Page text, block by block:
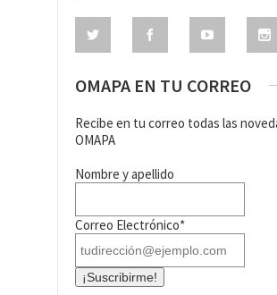
OMAPA EN TU CORREO
Recibe en tu correo todas las
OMAPA
Nombre y apellido
Correo Electrónico*